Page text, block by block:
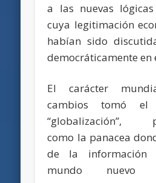
a las nuevas lógicas
cuya legitimación
habían sido
democráticamente en
El carácter
cambios tomó el
“globalización”,
como la panacea
de la información
mundo